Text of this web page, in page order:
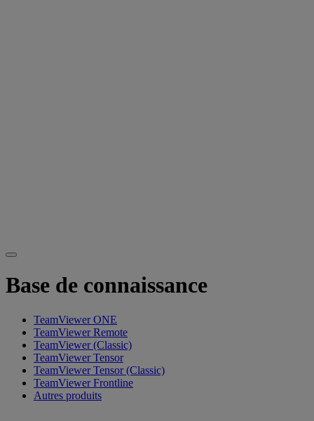
Base de connaissance
TeamViewer ONE
TeamViewer Remote
TeamViewer (Classic)
TeamViewer Tensor
TeamViewer Tensor (Classic)
TeamViewer Frontline
Autres produits